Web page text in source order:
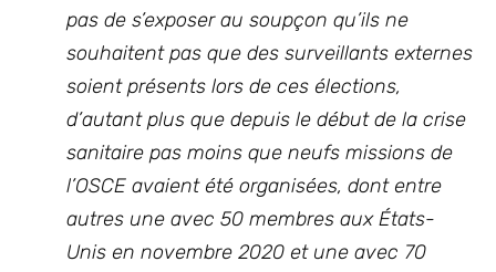
pas de s’exposer au soupçon qu’ils ne
souhaitent pas que des surveillants externes
soient présents lors de ces élections,
d’autant plus que depuis le début de la crise
sanitaire pas moins que neufs missions de
l’OSCE avaient été organisées, dont entre
autres une avec 50 membres aux États-
Unis en novembre 2020 et une avec 70